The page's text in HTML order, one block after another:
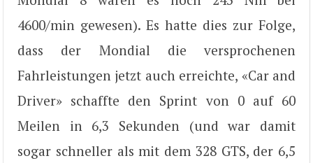
4600/min gewesen). Es hatte dies zur Folge,
dass der Mondial die versprochenen
Fahrleistungen jetzt auch erreichte, «Car and
Driver» schaffte den Sprint von 0 auf 60
Meilen in 6,3 Sekunden (und war damit
sogar schneller als mit dem 328 GTS, der 6,5